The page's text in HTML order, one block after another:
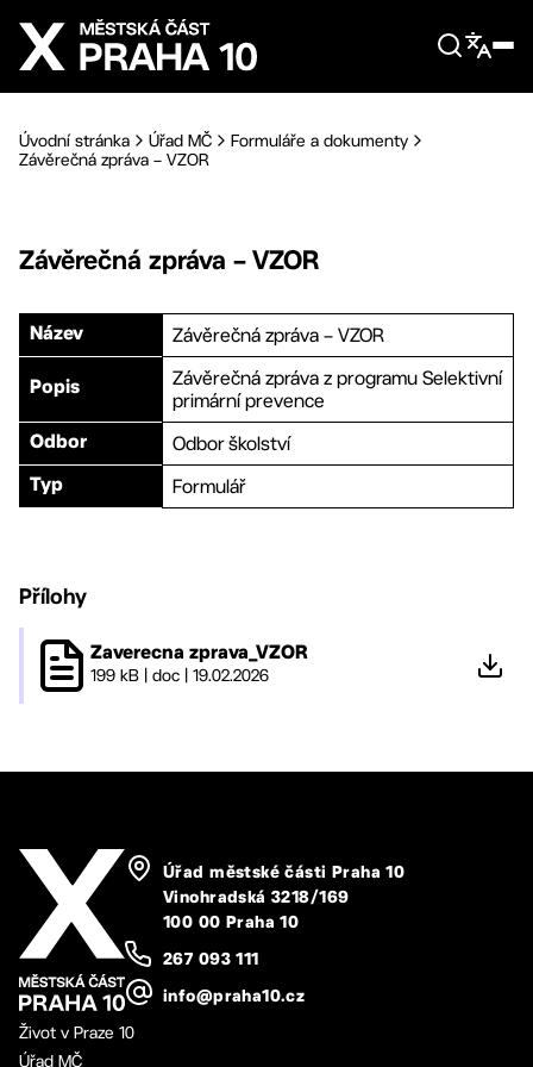
Přejít na hlavní obsah
Úvodní stránka Úřad MČ
Formuláře a dokumenty
Závěrečná zpráva – VZOR
Závěrečná zpráva – VZOR
Název Závěrečná zpráva – VZOR
Popis
Závěrečná zpráva z programu Selektivní
primární prevence
Odbor Odbor školství
Typ Formulář
Přílohy
Zaverecna zprava_VZOR
199 kB doc 19.02.2026
Úřad městské části Praha 10
Vinohradská 3218/169
100 00 Praha 10
267 093 111
info@praha10.cz
Život v Praze 10
Úřad MČ